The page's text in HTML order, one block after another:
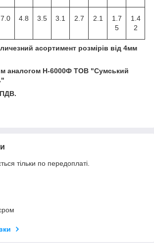
7.0 4.8 3.5 3.1 2.7 2.1
1.7
5
1.4
2
асортимент розмірів від 4мм
аналогом Н-6000Ф ТОВ "Сумський
ПДВ.
тільки по передоплаті.